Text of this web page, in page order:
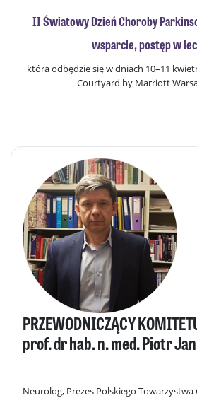
II Światowy Dzień Choroby
wsparcie, postęp w
która odbędzie się w dniach 10–11
Courtyard by Marriott
PRZEWODNICZĄCY
prof. dr hab. n. med. Piotr
Neurolog, Prezes Polskiego